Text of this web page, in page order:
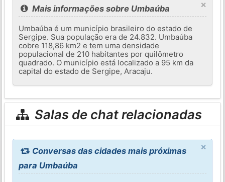
×
Mais informações sobre Umbaúba
Umbaúba é um município brasileiro do estado de
Sergipe. Sua população era de 24.832. Umbaúba
cobre 118,86 km2 e tem uma densidade
populacional de 210 habitantes por quilômetro
quadrado. O município está localizado a 95 km da
capital do estado de Sergipe, Aracaju.
Salas de chat relacionadas
×
Conversas das cidades mais próximas
para Umbaúba